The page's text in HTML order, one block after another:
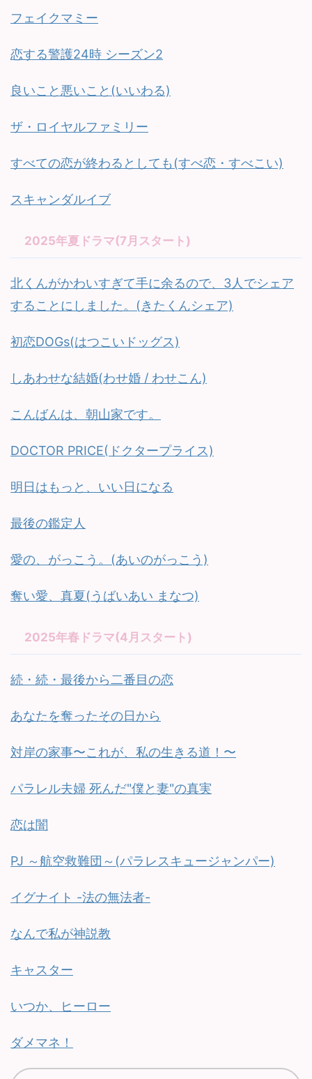
フェイクマミー
恋する警護24時 シーズン2
良いこと悪いこと(いいわる)
ザ・ロイヤルファミリー
すべての恋が終わるとしても(すべ恋・すべこい)
スキャンダルイブ
2025年夏ドラマ(7月スタート)
北くんがかわいすぎて手に余るので、3人でシェア
することにしました。(きたくんシェア)
初恋DOGs(はつこいドッグス)
しあわせな結婚(わせ婚 / わせこん)
こんばんは、朝山家です。
DOCTOR PRICE(ドクタープライス)
明日はもっと、いい日になる
最後の鑑定人
愛の、がっこう。(あいのがっこう)
奪い愛、真夏(うばいあい まなつ)
2025年春ドラマ(4月スタート)
続・続・最後から二番目の恋
あなたを奪ったその日から
対岸の家事〜これが、私の生きる道！〜
パラレル夫婦 死んだ"僕と妻"の真実
恋は闇
PJ ～航空救難団～(パラレスキュージャンパー)
イグナイト -法の無法者-
なんで私が神説教
キャスター
いつか、ヒーロー
ダメマネ！